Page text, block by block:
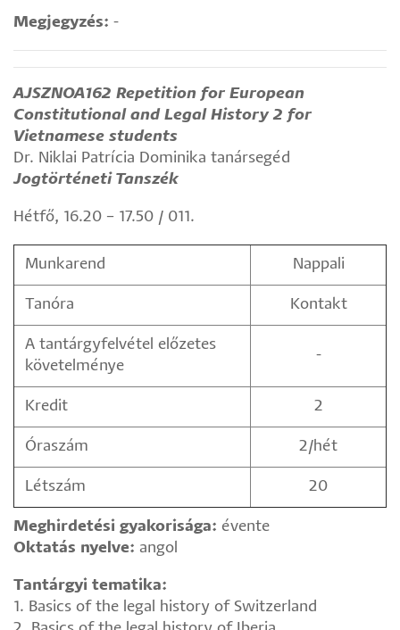
Megjegyzés: -
AJSZNOA162 Repetition for European
Constitutional and Legal History 2 for
Vietnamese students
Dr. Niklai Patrícia Dominika tanársegéd
Jogtörténeti Tanszék
Hétfő, 16.20 – 17.50 / 011.
Munkarend Nappali
Tanóra Kontakt
A tantárgyfelvétel előzetes
követelménye
-
Kredit 2
Óraszám 2/hét
Létszám 20
Meghirdetési gyakorisága: évente
Oktatás nyelve: angol
Tantárgyi tematika:
1. Basics of the legal history of Switzerland